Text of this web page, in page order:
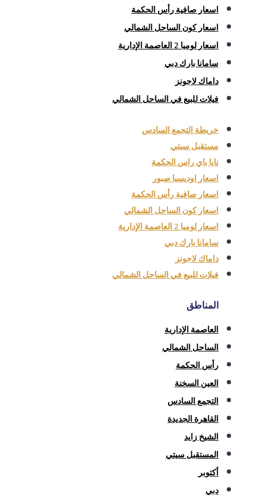
اسعار صافية رأس الحكمة
اسعار كون الساحل الشمالي
اسعار لوميا 2 العاصمة الإدارية
سامانا بارك دبي
داماك لاجونز
فيلات للبيع في الساحل الشمالي
خريطة التجمع السادس
مستقبل سيتي
نايا باي راس الحكمة
اسعار اوديسيا صبور
اسعار صافية رأس الحكمة
اسعار كون الساحل الشمالي
اسعار لوميا 2 العاصمة الإدارية
سامانا بارك دبي
داماك لاجونز
فيلات للبيع في الساحل الشمالي
المناطق
العاصمة الإدارية
الساحل الشمالي
رأس الحكمة
العين السخنة
التجمع السادس
القاهرة الجديدة
الشيخ زايد
المستقبل سيتي
أكتوبر
دبي